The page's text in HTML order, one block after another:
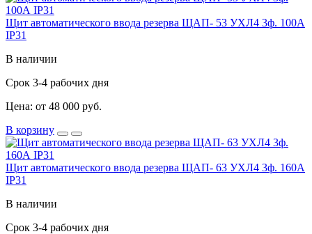
Щит автоматического ввода резерва ЩАП- 53 УХЛ4 3ф. 100А
IP31
В наличии
Срок 3-4 рабочих дня
Цена: от 48 000 руб.
В корзину
Щит автоматического ввода резерва ЩАП- 63 УХЛ4 3ф. 160А
IP31
В наличии
Срок 3-4 рабочих дня